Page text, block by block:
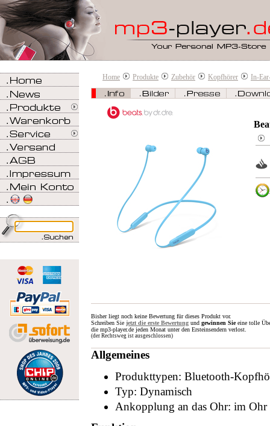
Home Produkte Zubehör Kopfhörer In-
Bisher liegt noch keine Bewertung für dieses Produkt vor.
Schreiben Sie jetzt die erste Bewertung und gewinnen Sieeine tolle
die mp3-player.de jeden Monat unter den Ersteinsendern verlost.
(der Rechtsweg ist ausgeschlossen)
Allgemeines
Produkttypen: Bluetooth-
Typ: Dynamisch
Ankopplung an das Ohr: im Ohr